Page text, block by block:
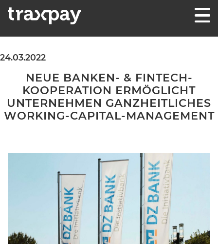
Skip to content
24.03.2022
NEUE BANKEN- & FINTECH-
KOOPERATION ERMÖGLICHT
UNTERNEHMEN GANZHEITLICHES
WORKING-CAPITAL-MANAGEMENT